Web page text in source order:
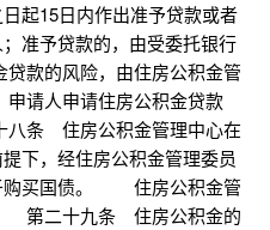
起15日内作出准予贷款或者
准予贷款的，由受委托银行
的风险，由住房公积金管
人申请住房公积金贷款
条 住房公积金管理中心在
下，经住房公积金管理委员
购买国债。 住房公积金管
第二十九条 住房公积金的